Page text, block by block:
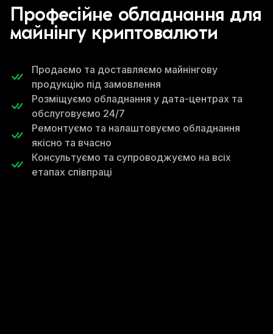
Професійне обладнання для
майнінгу криптовалюти
Продаємо та доставляємо майнінгову
продукцію під замовлення
Розміщуємо обладнання у дата-центрах та
обслуговуємо 24/7
Ремонтуємо та налаштовуємо обладнання
якісно та вчасно
Консультуємо та супроводжуємо на всіх
етапах співпраці